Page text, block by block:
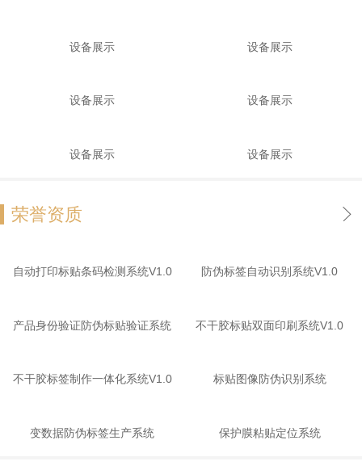
设备展示 设备展示
设备展示 设备展示
设备展示 设备展示
荣誉资质
自动打印标贴条码检测系统V1.0 防伪标签自动识别系统V1.0
产品身份验证防伪标贴验证系统 不干胶标贴双面印刷系统V1.0
不干胶标签制作一体化系统V1.0 标贴图像防伪识别系统
变数据防伪标签生产系统 保护膜粘贴定位系统